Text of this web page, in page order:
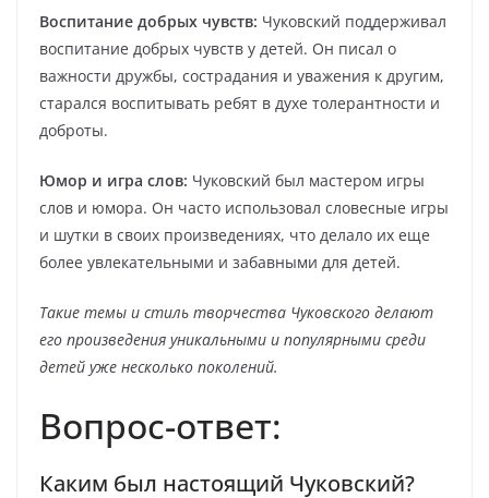
Воспитание добрых чувств: Чуковский поддерживал
воспитание добрых чувств у детей. Он писал о
важности дружбы, сострадания и уважения к другим,
старался воспитывать ребят в духе толерантности и
доброты.
Юмор и игра слов: Чуковский был мастером игры
слов и юмора. Он часто использовал словесные игры
и шутки в своих произведениях, что делало их еще
более увлекательными и забавными для детей.
Такие темы и стиль творчества Чуковского делают
его произведения уникальными и популярными среди
детей уже несколько поколений.
Вопрос-ответ:
Каким был настоящий Чуковский?